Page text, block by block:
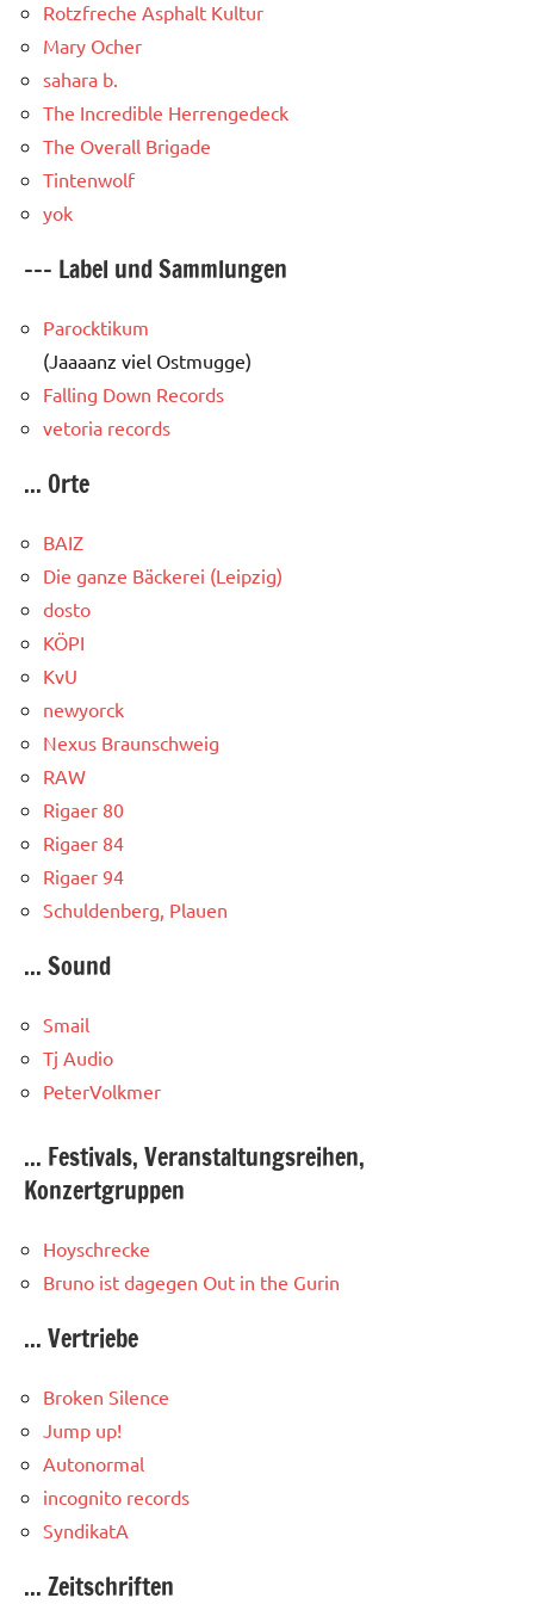
Rotzfreche Asphalt Kultur
Mary Ocher
sahara b.
The Incredible Herrengedeck
The Overall Brigade
Tintenwolf
yok
--- Label und Sammlungen
Parocktikum
(Jaaaanz viel Ostmugge)
Falling Down Records
vetoria records
... Orte
BAIZ
Die ganze Bäckerei (Leipzig)
dosto
KÖPI
KvU
newyorck
Nexus Braunschweig
RAW
Rigaer 80
Rigaer 84
Rigaer 94
Schuldenberg, Plauen
... Sound
Smail
Tj Audio
PeterVolkmer
... Festivals, Veranstaltungsreihen,
Konzertgruppen
Hoyschrecke
Bruno ist dagegen Out in the Gurin
... Vertriebe
Broken Silence
Jump up!
Autonormal
incognito records
SyndikatA
... Zeitschriften